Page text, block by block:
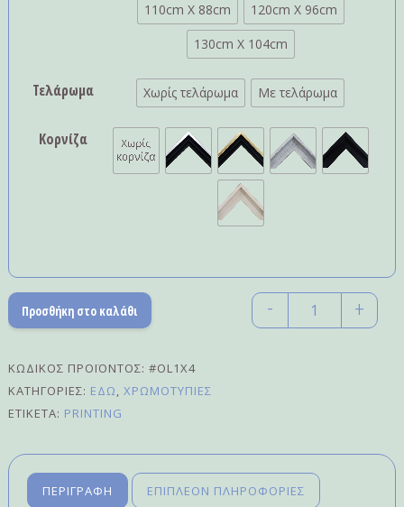
110cm X 88cm
120cm X 96cm
130cm X 104cm
Τελάρωμα Χωρίς τελάρωμα Με τελάρωμα
Κορνίζα
Quantity
- +
Προσθήκη στο καλάθι
ΚΩΔΙΚΌΣ ΠΡΟΪΌΝΤΟΣ: #OL1X4
ΚΑΤΗΓΟΡΊΕΣ: ΕΔΏ, ΧΡΩΜΟΤΥΠΊΕΣ
ΕΤΙΚΈΤΑ: PRINTING
ΠΕΡΙΓΡΑΦΉ ΕΠΙΠΛΈΟΝ ΠΛΗΡΟΦΟΡΊΕΣ